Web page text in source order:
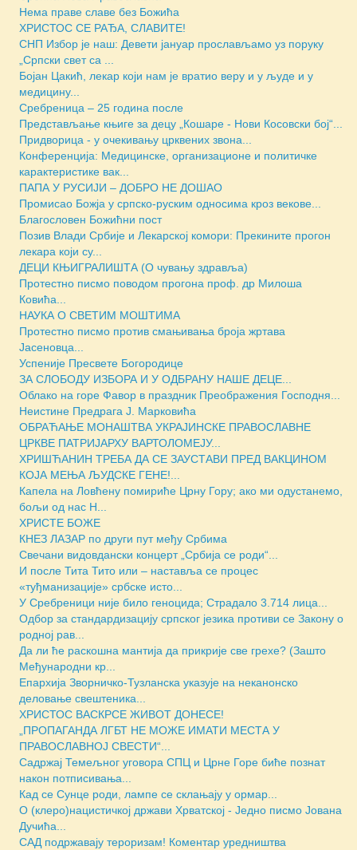
Нема праве славе без Божића
ХРИСТОС СЕ РАЂА, СЛАВИТЕ!
СНП Избор је наш: Девети јануар прослављамо уз поруку
„Српски свет са ...
Бојан Цакић, лекар који нам је вратио веру и у људе и у
медицину...
Сребреница – 25 година после
Представљање књиге за децу „Кошаре - Нови Косовски бој“...
Придворица - у очекивању црквених звона...
Конференција: Медицинске, организационе и политичке
карактеристике вак...
ПАПА У РУСИЈИ – ДОБРО НЕ ДОШАО
Промисао Божја у српско-руским односима кроз векове...
Благословен Божићни пост
Позив Влади Србије и Лекарској комори: Прекините прогон
лекара који су...
ДЕЦИ КЊИГРАЛИШТА (О чувању здравља)
Протестно писмо поводом прогона проф. др Милоша
Ковића...
НАУКА О СВЕТИМ МОШТИМА
Протестно писмо против смањивања броја жртава
Јасеновца...
Успеније Пресвете Богородице
ЗА СЛОБОДУ ИЗБОРА И У ОДБРАНУ НАШЕ ДЕЦЕ...
Облако на горе Фавор в праздник Преображения Господня...
Неистине Предрага Ј. Марковића
ОБРАЋАЊЕ МОНАШТВА УКРАЈИНСКЕ ПРАВОСЛАВНЕ
ЦРКВЕ ПАТРИЈАРХУ ВАРТОЛОМЕЈУ...
ХРИШЋАНИН ТРЕБА ДА СЕ ЗАУСТАВИ ПРЕД ВАКЦИНОМ
КОЈА МЕЊА ЉУДСКЕ ГЕНЕ!...
Капела на Ловћену помириће Црну Гору; ако ми одустанемо,
бољи од нас Н...
ХРИСТЕ БОЖЕ
КНЕЗ ЛАЗАР по други пут међу Србима
Свечани видовдански концерт „Србија се роди“...
И после Тита Тито или – наставља се процес
«туђманизације» србске исто...
У Сребреници није било геноцида; Страдало 3.714 лица...
Одбор за стандардизацију српског језика противи се Закону о
родној рав...
Да ли ће раскошна мантија да прикрије све грехе? (Зашто
Међународни кр...
Епархија Зворничко-Тузланска указује на неканонско
деловање свештеника...
ХРИСТОС ВАСКРСЕ ЖИВОТ ДОНЕСЕ!
„ПРОПАГАНДА ЛГБТ НЕ МОЖЕ ИМАТИ МЕСТА У
ПРАВОСЛАВНОЈ СВЕСТИ“...
Садржај Темељног уговора СПЦ и Црне Горе биће познат
након потписивања...
Кад се Сунце роди, лампе се склањају у ормар...
О (клеро)нацистичкој држави Хрватској - Једно писмо Јована
Дучића...
САД подржавају тероризам! Коментар уредништва